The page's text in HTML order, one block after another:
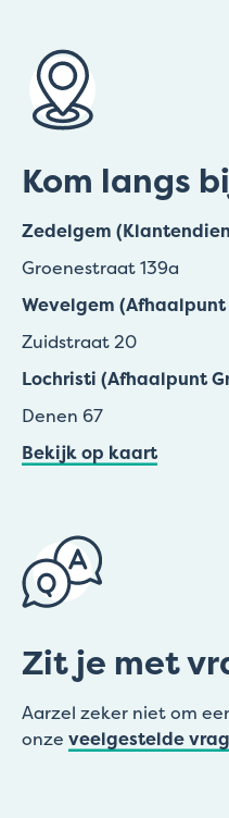
Kom langs
Zedelgem
Groenestraat 139a
Wevelgem
Zuidstraat 20
Lochristi (Afhaalpunt
Denen 67
Bekijk op kaart
Zit je met
Aarzel zeker niet om
onze veelgestelde